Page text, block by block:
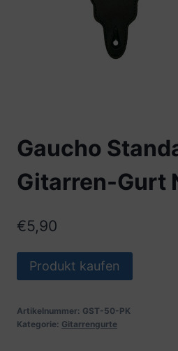
Gaucho
Gitarren-Gurt
€5,90
Produkt kaufen
Artikelnummer: GST-50-PK
Kategorie: Gitarrengurte